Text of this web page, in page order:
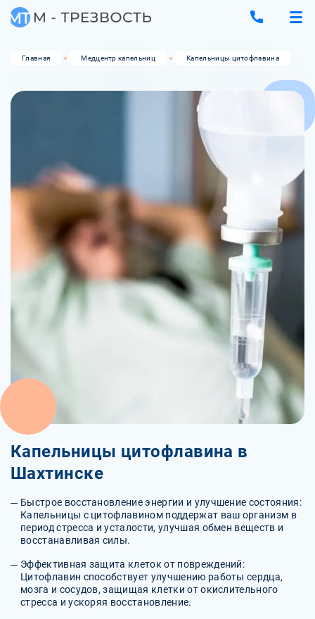
Главная Медцентр капельниц Капельницы цитофлавина
Капельницы цитофлавина в
Шахтинске
Быстрое восстановление энергии и улучшение состояния:
Капельницы с цитофлавином поддержат ваш организм в
период стресса и усталости, улучшая обмен веществ и
восстанавливая силы.
Эффективная защита клеток от повреждений:
Цитофлавин способствует улучшению работы сердца,
мозга и сосудов, защищая клетки от окислительного
стресса и ускоряя восстановление.